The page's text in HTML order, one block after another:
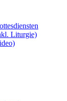
Liturgie)